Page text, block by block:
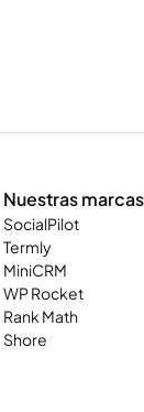
Nuestras marcas
SocialPilot
Termly
MiniCRM
WP Rocket
Rank Math
Shore